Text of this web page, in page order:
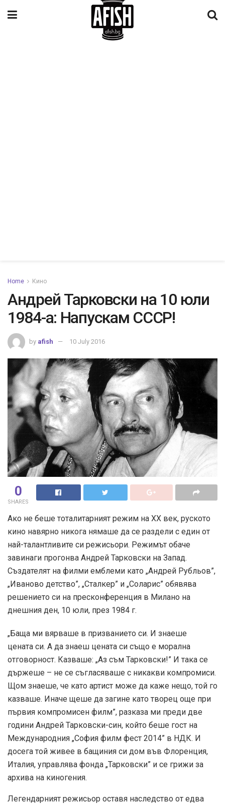
Home Кино
Андрей Тарковски на 10 юли
1984-а: Напускам СССР!
by afish 10 July 2016
0
SHARES
Ако не беше тоталитарният режим на ХХ век, руското
кино навярно никога нямаше да се раздели с един от
най-талантливите си режисьори. Режимът обаче
завинаги прогонва Андрей Тарковски на Запад.
Създателят на филми емблеми като „Андрей Рубльов”,
„Иваново детство”, „Сталкер” и „Соларис” обявява
решението си на пресконференция в Милано на
днешния ден, 10 юли, през 1984 г.
„Баща ми вярваше в призванието си. И знаеше
цената си. А да знаеш цената си също е морална
отговорност. Казваше: „Аз съм Тарковски!” И така се
държеше – не се съгласяваше с никакви компромиси.
Щом знаеше, че като артист може да каже нещо, той го
казваше. Иначе щеше да загине като творец още при
първия компромисен филм”, разказа ми преди две
години Андрей Тарковски-син, който беше гост на
Международния „София филм фест 2014” в НДК. И
досега той живее в бащиния си дом във Флоренция,
Италия, управлява фонда „Тарковски” и се грижи за
архива на киногения.
Легендарният режисьор оставя наследство от едва